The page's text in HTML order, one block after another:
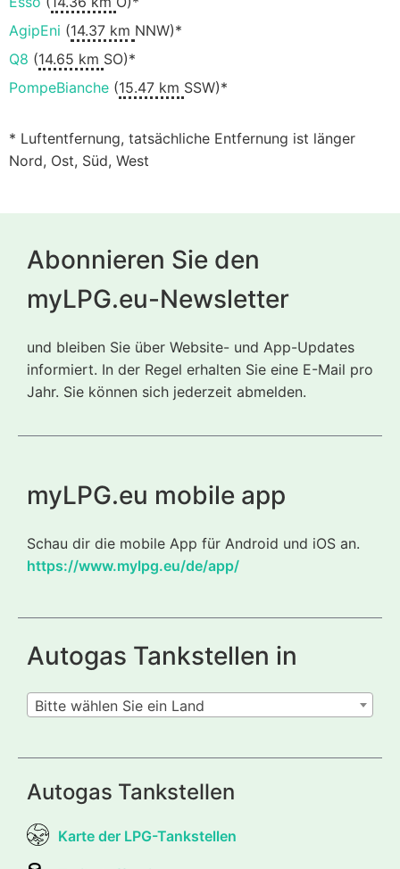
AgipEni (14.37 km NNW)*
Q8 (14.65 km SO)*
PompeBianche (15.47 km SSW)*
* Luftentfernung, tatsächliche Entfernung ist länger
Nord, Ost, Süd, West
Abonnieren Sie den
myLPG.eu-Newsletter
und bleiben Sie über Website- und App-Updates
informiert. In der Regel erhalten Sie eine E-Mail pro
Jahr. Sie können sich jederzeit abmelden.
myLPG.eu mobile app
Schau dir die mobile App für Android und iOS an.
https://www.mylpg.eu/de/app/
Autogas Tankstellen in
Bitte wählen Sie ein Land
Autogas Tankstellen
Karte der LPG-Tankstellen